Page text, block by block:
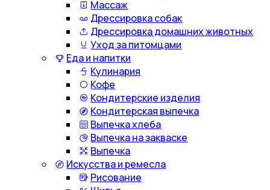
Массаж
Дрессировка собак
Дрессировка домашних животных
Уход за питомцами
Еда и напитки
Кулинария
Кофе
Кондитерские изделия
Кондитерская выпечка
Выпечка хлеба
Выпечка на закваске
Выпечка
Искусства и ремесла
Рисование